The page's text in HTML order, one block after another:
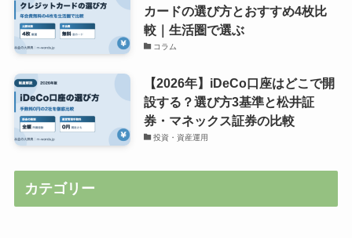
カードの選び方とおすすめ4枚比
較｜生活圏で選ぶ
コラム
【2026年】iDeCo口座はどこで開
設する？選び方3基準と松井証
券・マネックス証券の比較
投資・資産運用
カテゴリー